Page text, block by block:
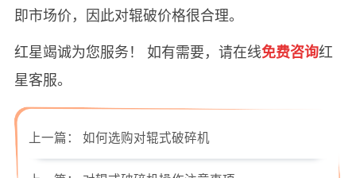
即市场价，因此对辊破价格很合理。
红星竭诚为您服务！ 如有需要，请在线免费咨询红
星客服。
上一篇： 如何选购对辊式破碎机